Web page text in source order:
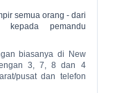
semua orang - dari
kepada pemandu
biasanya di New
3, 7, 8 dan 4
pusat dan telefon